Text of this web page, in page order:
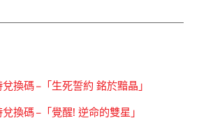
換碼 –「生死誓約 銘於黯晶」
換碼 –「覺醒! 逆命的雙星」